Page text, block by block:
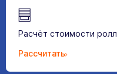
Расчёт стоимости
Рассчитать